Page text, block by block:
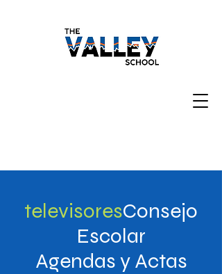
televisoresConsejo
Escolar
Agendas y Actas